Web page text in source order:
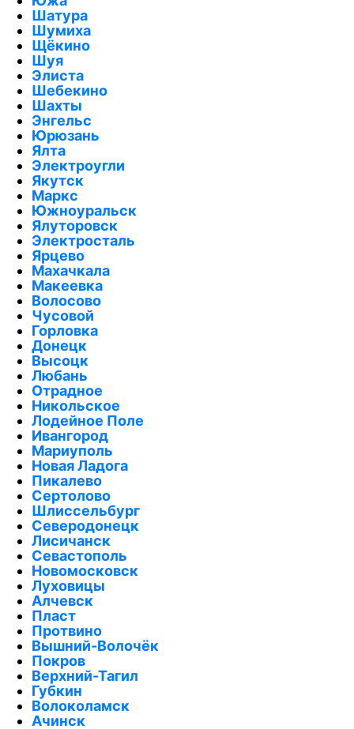
Шатура
Шумиха
Щёкино
Шуя
Элиста
Шебекино
Шахты
Энгельс
Юрюзань
Ялта
Электроугли
Якутск
Маркс
Южноуральск
Ялуторовск
Электросталь
Ярцево
Махачкала
Макеевка
Волосово
Чусовой
Горловка
Донецк
Высоцк
Любань
Отрадное
Никольское
Лодейное Поле
Ивангород
Мариуполь
Новая Ладога
Пикалево
Сертолово
Шлиссельбург
Северодонецк
Лисичанск
Севастополь
Новомосковск
Луховицы
Алчевск
Пласт
Протвино
Вышний-Волочёк
Покров
Верхний-Тагил
Губкин
Волоколамск
Ачинск